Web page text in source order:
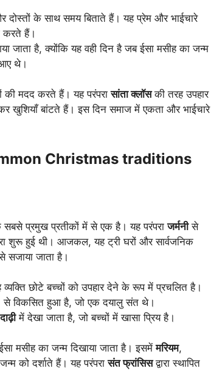
के साथ समय बिताते हैं। यह प्रेम और भाईचारे
करते हैं।
जाता है, क्योंकि यह वही दिन है जब ईसा मसीह का जन्म
थे।
मदद करते हैं। यह परंपरासांता क्लॉसकी तरह उपहार
खुशियाँ बांटते हैं। इस दिन समाज में एकता और भाईचारे
Christmas traditions
प्रमुख प्रतीकों में से एक है। यह परंपराजर्मनीसे
शुरू हुई थी। आजकल, यह ट्री घरों और सार्वजनिक
सजाया जाता है।
छोटे बच्चों को उपहार देने के रूप में प्रचलित है।
विकसित हुआ है, जो एक दयालु संत थे।
में देखा जाता है, जो बच्चों में खासा प्रिय है।
मसीह का जन्म दिखाया जाता है। इसमेंमरियम,
को दर्शाते हैं। यह परंपरासंत फ्रांसिसद्वारा स्थापित